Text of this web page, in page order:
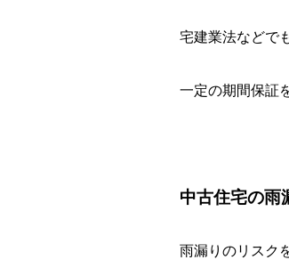
宅建業法などで
一定の期間保証
中古住宅の雨
雨漏りのリスク